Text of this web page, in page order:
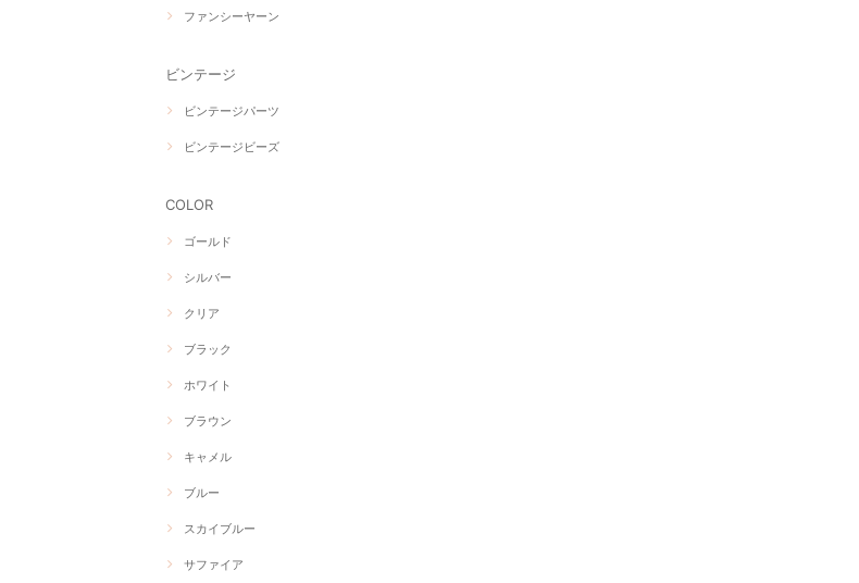
ファンシーヤーン
ビンテージ
ビンテージパーツ
ビンテージビーズ
COLOR
ゴールド
シルバー
クリア
ブラック
ホワイト
ブラウン
キャメル
ブルー
スカイブルー
サファイア